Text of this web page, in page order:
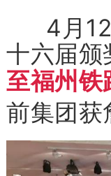
4月12
十六届颁
至福州铁
前集团获